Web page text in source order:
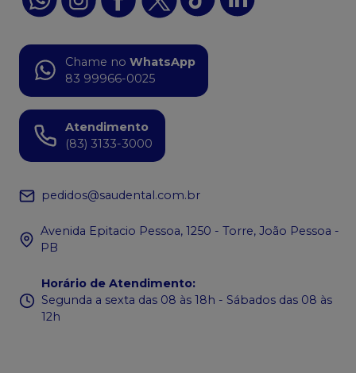
Chame no WhatsApp
83 99966-0025
Atendimento
(83) 3133-3000
pedidos@saudental.com.br
Avenida Epitacio Pessoa, 1250 - Torre, João Pessoa -
PB
Horário de Atendimento:
Segunda a sexta das 08 às 18h - Sábados das 08 às
12h